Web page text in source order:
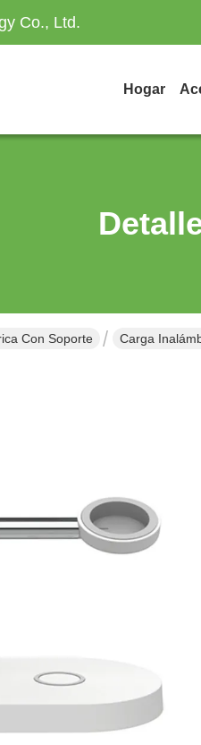
Co., Ltd.
Hogar
Con Soporte Carga